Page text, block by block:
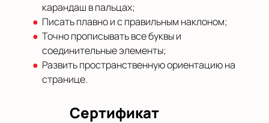
карандаш в пальцах;
Писать плавно и с правильным наклоном;
Точно прописывать все буквы и
соединительные элементы;
Развить пространственную ориентацию на
странице.
Сертификат